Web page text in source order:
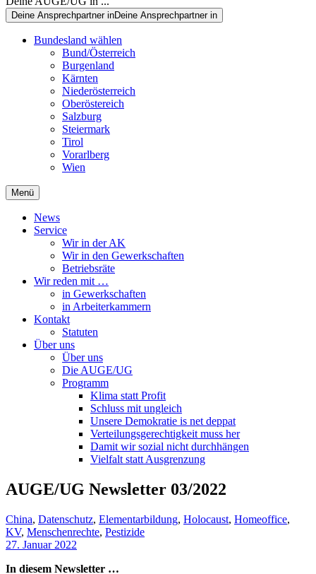
Deine Ansprechpartner inDeine Ansprechpartner in
Bundesland wählen
Bund/Österreich
Burgenland
Kärnten
Niederösterreich
Oberöstereich
Salzburg
Steiermark
Tirol
Vorarlberg
Wien
Menü
News
Service
Wir in der AK
Wir in den Gewerkschaften
Betriebsräte
Wir reden mit …
in Gewerkschaften
in Arbeiterkammern
Kontakt
Statuten
Über uns
Über uns
Die AUGE/UG
Programm
Klima statt Profit
Schluss mit ungleich
Unsere Demokratie is net deppat
Verteilungsgerechtigkeit muss her
Damit wir sozial nicht durchhängen
Vielfalt statt Ausgrenzung
AUGE/UG Newsletter 03/2022
China, Datenschutz, Elementarbildung, Holocaust, Homeoffice,
KV, Menschenrechte, Pestizide
27. Januar 2022
In diesem Newsletter …